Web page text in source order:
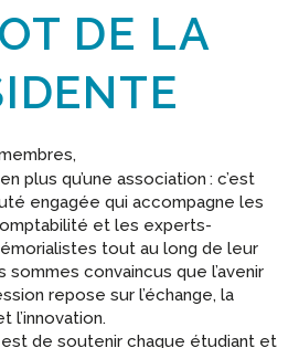
DE LA
plus qu’une association : c’est
engagée qui accompagne les
et les experts-
tout au long de leur
sommes convaincus que l’avenir
repose sur l’échange, la
l’innovation.
de soutenir chaque étudiant et